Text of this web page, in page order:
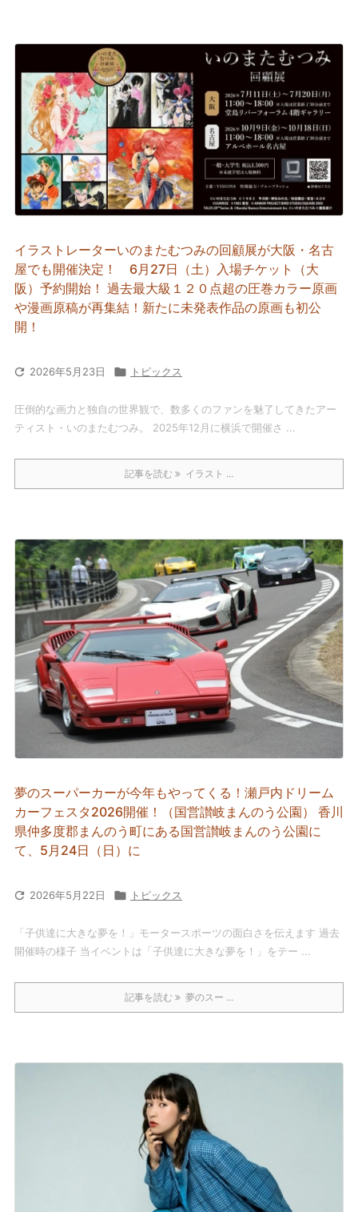
イラストレーターいのまたむつみの回顧展が大阪・名古
屋でも開催決定！ 6月27日（土）入場チケット（大
阪）予約開始！ 過去最大級１２０点超の圧巻カラー原画
や漫画原稿が再集結！新たに未発表作品の原画も初公
開！
 2026年5月23日  トピックス
圧倒的な画力と独自の世界観で、数多くのファンを魅了してきたアー
ティスト・いのまたむつみ。 2025年12月に横浜で開催さ ...
記事を読む イラスト ...
夢のスーパーカーが今年もやってくる！瀬戸内ドリーム
カーフェスタ2026開催！（国営讃岐まんのう公園） 香川
県仲多度郡まんのう町にある国営讃岐まんのう公園に
て、5月24日（日）に
 2026年5月22日  トピックス
「子供達に大きな夢を！」モータースポーツの面白さを伝えます 過去
開催時の様子 当イベントは「子供達に大きな夢を！」をテー ...
記事を読む 夢のスー ...